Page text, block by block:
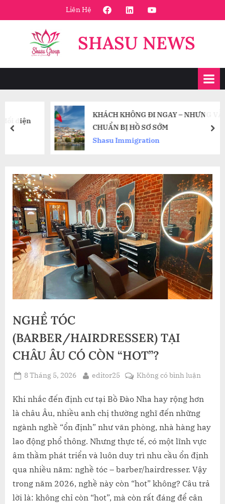
to
Liên Hệ FaceBookLinkedinYoutube
SHASU NEWS
KHÁCH KHÔNG ĐI NGAY – NHƯNG VẪN NÊN
CHUẨN BỊ HỒ SƠ SỚM
Shasu Immigration
prev
NGHỀ TÓC
(BARBER/HAIRDRESSER) TẠI
CHÂU ÂU CÓ CÒN “HOT”?
Posted
8 Tháng 5, 2026 By
editor25 Không có bình luậnở
TÓC
CHÂU
ÂU
CÓ
CÒN
“HOT”?
Khi nhắc đến định cư tại Bồ Đào Nha hay rộng hơn
là châu Âu, nhiều anh chị thường nghĩ đến những
ngành nghề “ổn định” như văn phòng, nhà hàng hay
lao động phổ thông. Nhưng thực tế, có một lĩnh vực
âm thầm phát triển và luôn duy trì nhu cầu ổn định
qua nhiều năm: nghề tóc – barber/hairdresser. Vậy
trong năm 2026, nghề này còn “hot” không? Câu trả
lời là: không chỉ còn “hot”, mà còn rất đáng để cân